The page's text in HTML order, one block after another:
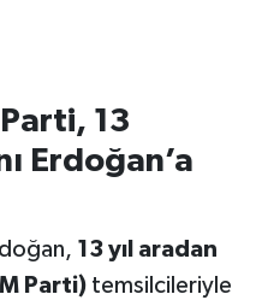
13
Erdoğan’a
13 yıl aradan
Parti)temsilcileriyle